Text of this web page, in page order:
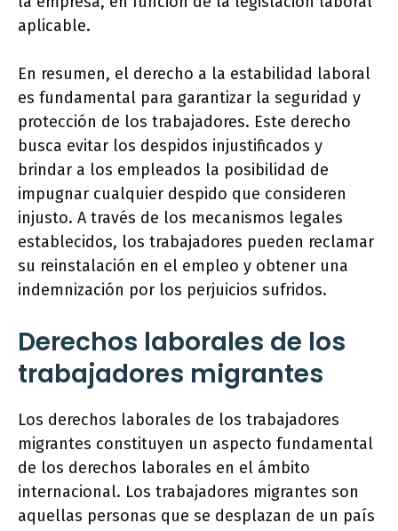
aplicable.
En resumen, el derecho a la estabilidad laboral
es fundamental para garantizar la seguridad y
protección de los trabajadores. Este derecho
busca evitar los despidos injustificados y
brindar a los empleados la posibilidad de
impugnar cualquier despido que consideren
injusto. A través de los mecanismos legales
establecidos, los trabajadores pueden reclamar
su reinstalación en el empleo y obtener una
indemnización por los perjuicios sufridos.
Derechos laborales de los
trabajadores migrantes
Los derechos laborales de los trabajadores
migrantes constituyen un aspecto fundamental
de los derechos laborales en el ámbito
internacional. Los trabajadores migrantes son
aquellas personas que se desplazan de un país